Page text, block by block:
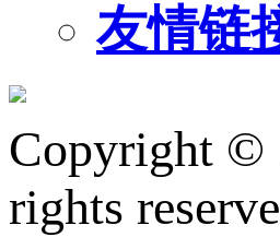
友情链
Copyright ©
rights